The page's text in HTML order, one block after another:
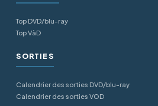
Top DVD/blu-ray
Top VàD
SORTIES
Calendrier des sorties DVD/blu-ray
Calendrier des sorties VOD